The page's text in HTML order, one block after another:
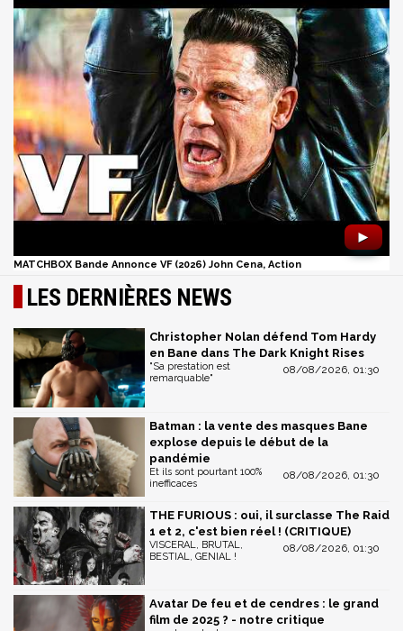
►
MATCHBOX Bande Annonce VF (2026) John Cena, Action
LES DERNIÈRES NEWS
Christopher Nolan défend Tom Hardy
en Bane dans The Dark Knight Rises
08/08/2026, 01:30
"Sa prestation est
remarquable"
Batman : la vente des masques Bane
explose depuis le début de la
pandémie
08/08/2026, 01:30
Et ils sont pourtant 100%
inefficaces
THE FURIOUS : oui, il surclasse The Raid
1 et 2, c'est bien réel ! (CRITIQUE)
08/08/2026, 01:30
VISCERAL, BRUTAL,
BESTIAL, GENIAL !
Avatar De feu et de cendres : le grand
film de 2025 ? - notre critique